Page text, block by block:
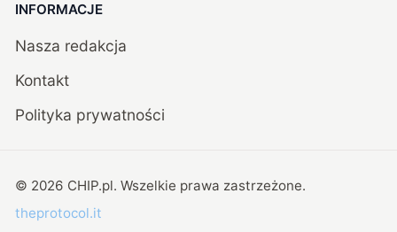
INFORMACJE
Nasza redakcja
Kontakt
Polityka prywatności
© 2026 CHIP.pl. Wszelkie prawa zastrzeżone.
theprotocol.it